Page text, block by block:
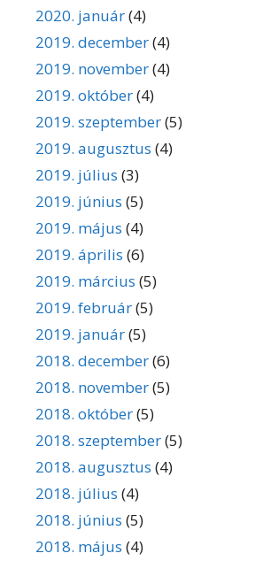
2020. január(4)
2019. december(4)
2019. november(4)
2019. október(4)
2019. szeptember(5)
2019. augusztus (4)
2019. július (3)
2019. június (5)
2019. május (4)
2019. április (6)
2019. március (5)
2019. február(5)
2019. január(5)
2018. december(6)
2018. november(5)
2018. október(5)
2018. szeptember(5)
2018. augusztus (4)
2018. július (4)
2018. június (5)
2018. május (4)